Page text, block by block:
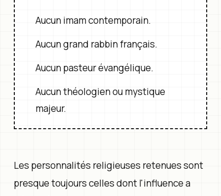
Aucun imam contemporain.
Aucun grand rabbin français.
Aucun pasteur évangélique.
Aucun théologien ou mystique
majeur.
Les personnalités religieuses retenues sont
presque toujours celles dont l'influence a